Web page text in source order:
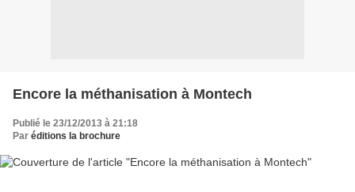
Encore la méthanisation à Montech
Publié le 23/12/2013 à 21:18
Par éditions la brochure